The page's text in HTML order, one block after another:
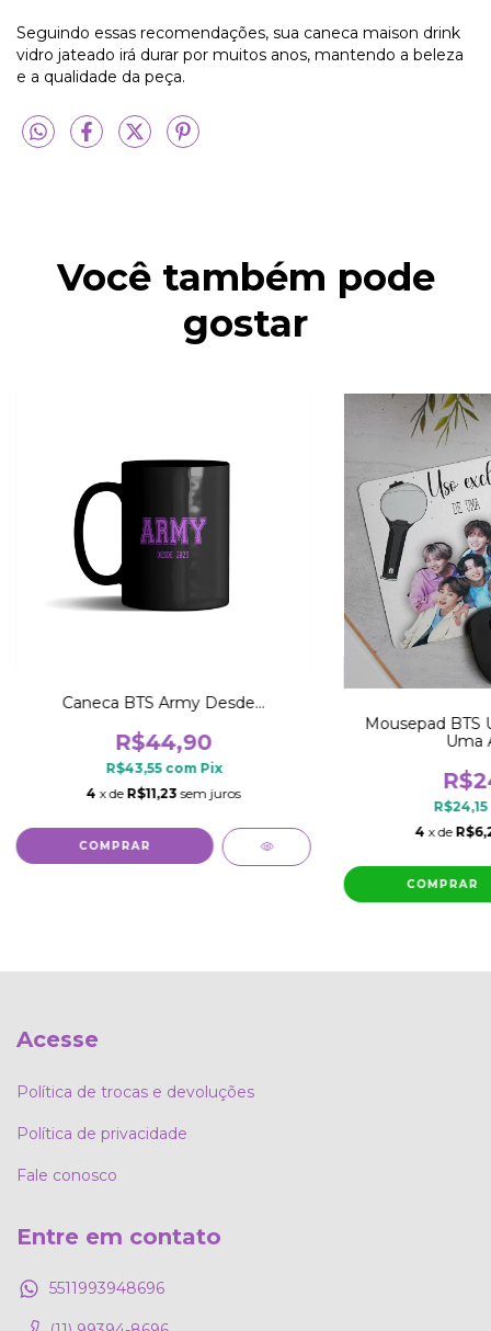
Seguindo essas recomendações, sua caneca maison drink
vidro jateado irá durar por muitos anos, mantendo a beleza
e a qualidade da peça.
Você também pode
gostar
Caneca BTS Army Desde...
R$44,90
R$43,55 com Pix
4 x de R$11,23 sem juros
COMPRAR
Mousepad BTS
Uma
R$24,15
4 x de
Acesse
Política de trocas e devoluções
Política de privacidade
Fale conosco
Entre em contato
5511993948696